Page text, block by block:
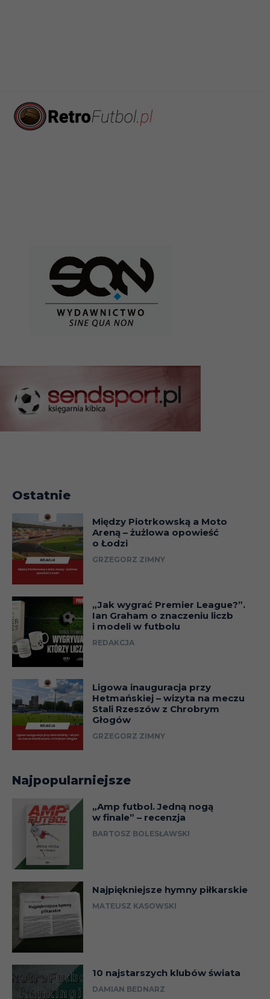
Ostatnie
Między Piotrkowską a Moto
Areną – żużlowa opowieść
o Łodzi
GRZEGORZ ZIMNY
„Jak wygrać Premier League?”.
Ian Graham o znaczeniu liczb
i modeli w futbolu
REDAKCJA
Ligowa inauguracja przy
Hetmańskiej – wizyta na meczu
Stali Rzeszów z Chrobrym
Głogów
GRZEGORZ ZIMNY
Najpopularniejsze
„Amp futbol. Jedną nogą
w finale” – recenzja
BARTOSZ BOLESŁAWSKI
Najpiękniejsze hymny piłkarskie
MATEUSZ KASOWSKI
10 najstarszych klubów świata
DAMIAN BEDNARZ